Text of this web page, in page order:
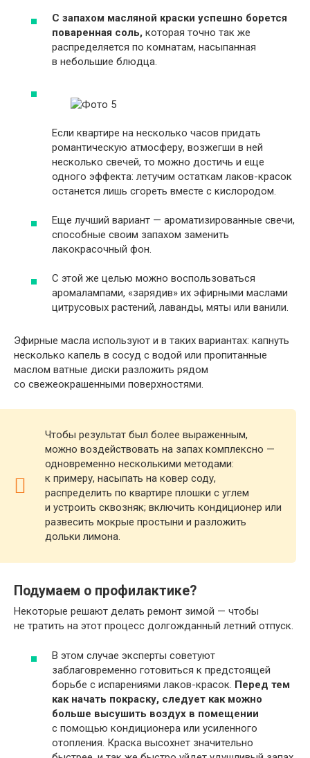
С запахом масляной краски успешно борется
поваренная соль, которая точно так же
распределяется по комнатам, насыпанная
в небольшие блюдца.
Если квартире на несколько часов придать
романтическую атмосферу, возжегши в ней
несколько свечей, то можно достичь и еще
одного эффекта: летучим остаткам лаков-красок
останется лишь сгореть вместе с кислородом.
Еще лучший вариант — ароматизированные свечи,
способные своим запахом заменить
лакокрасочный фон.
С этой же целью можно воспользоваться
аромалампами, «зарядив» их эфирными маслами
цитрусовых растений, лаванды, мяты или ванили.
Эфирные масла используют и в таких вариантах: капнуть
несколько капель в сосуд с водой или пропитанные
маслом ватные диски разложить рядом
со свежеокрашенными поверхностями.
Чтобы результат был более выраженным,
можно воздействовать на запах комплексно —
одновременно несколькими методами:
к примеру, насыпать на ковер соду,
распределить по квартире плошки с углем
и устроить сквозняк; включить кондиционер или
развесить мокрые простыни и разложить
дольки лимона.
Подумаем о профилактике?
Некоторые решают делать ремонт зимой — чтобы
не тратить на этот процесс долгожданный летний отпуск.
В этом случае эксперты советуют
заблаговременно готовиться к предстоящей
борьбе с испарениями лаков-красок. Перед тем
как начать покраску, следует как можно
больше высушить воздух в помещении
с помощью кондиционера или усиленного
отопления. Краска высохнет значительно